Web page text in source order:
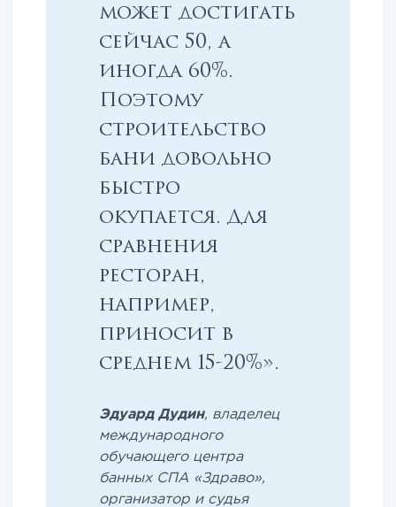
может достигать
сейчас 50, а
иногда 60%.
Поэтому
строительство
бани довольно
быстро
окупается. Для
сравнения
ресторан,
например,
приносит в
среднем 15-20%».
Эдуард Дудин, владелец
международного
обучающего центра
банных СПА «Здраво»,
организатор и судья